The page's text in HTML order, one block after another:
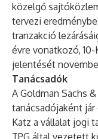
közelgő
tervezi
tranzakció
évre vonatkozó,
jelentését
Tanácsadók
A Goldman Sachs
tanácsadójaként
Katz a vállalat jogi
TPG által vezetett